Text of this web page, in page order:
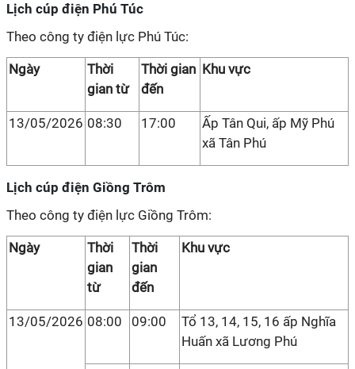
Lịch cúp điện Phú Túc
Theo công ty điện lực Phú Túc:
Ngày
Thời
gian từ
Thời gian
đến
Khu vực
13/05/2026 08:30 17:00
Ấp Tân Qui, ấp Mỹ Phú
xã Tân Phú
Lịch cúp điện Giồng Trôm
Theo công ty điện lực Giồng Trôm:
Ngày
Thời
gian
từ
Thời
gian
đến
Khu vực
13/05/2026 08:00 09:00
Tổ 13, 14, 15, 16 ấp Nghĩa
Huấn xã Lương Phú